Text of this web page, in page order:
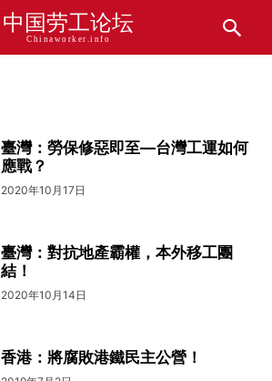
中国劳工论坛
Chinaworker.info
臺灣：勞保修惡即至—台灣工運如何
應戰？
2020年10月17日
臺灣：對抗地產霸權，本外移工團
結！
2020年10月14日
香港：將腐敗港鐵民主公營！